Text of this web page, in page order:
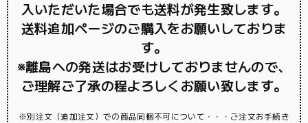
入いただいた場合でも送料が発生致します。
送料追加ページのご購入をお願いしておりま
す。
※離島への発送はお受けしておりませんので、
ご理解ご了承の程よろしくお願い致します。
※別注文（追加注文）での商品同梱不可について・・・ご注文お手続き